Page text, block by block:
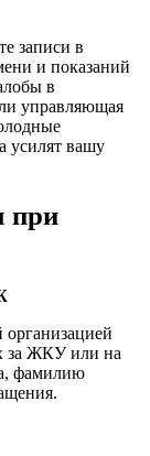
записи в
и показаний
в
управляющая
усилят вашу
при
за ЖКУ или на
фамилию